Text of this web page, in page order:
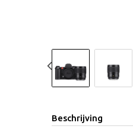
Previous
Beschrijving